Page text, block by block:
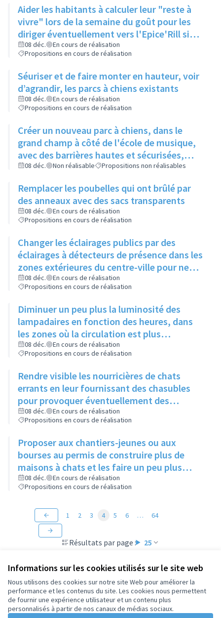
Informations sur les cookies utilisés sur le site web
Nous utilisons des cookies sur notre site Web pour améliorer la
performance et les contenus du site. Les cookies nous permettent
de fournir une expérience utilisateur et un contenu plus
personnalisés à partir de nos canaux de médias sociaux.
Aider les habitants à calculer leur "reste à
vivre" lors de la semaine du goût pour les
diriger éventuellement vers l'Epice'Rill si
besoin
08 déc.
En cours de réalisation
Propositions en cours de réalisation
Séuriser et de faire monter en hauteur, voir
d’agrandir, les parcs à chiens existants
08 déc.
En cours de réalisation
Propositions en cours de réalisation
Créer un nouveau parc à chiens, dans le
grand champ à côté de l'école de musique,
avec des barrières hautes et sécurisées,
pour qu'il y ait assez d'espace pour que les
08 déc. Non réalisable Propositions non réalisables
Remplacer les poubelles qui ont brûlé par
des anneaux avec des sacs transparents
08 déc.
En cours de réalisation
Propositions en cours de réalisation
Changer les éclairages publics par des
éclairages à détecteurs de présence dans les
zones extérieures du centre-ville pour ne
pas gêner certaines espèces d'animaux
08 déc.
En cours de réalisation
Propositions en cours de réalisation
Diminuer un peu plus la luminosité des
lampadaires en fonction des heures, dans
les zones où la circulation est plus
importante, sans jamais éteindre
complètement
08 déc.
En cours de réalisation
Propositions en cours de réalisation
Rendre visible les nourricières de chats
errants en leur fournissant des chasubles
pour provoquer éventuellement des
échanges avec des personnes intéressées
08 déc.
En cours de réalisation
Propositions en cours de réalisation
Proposer aux chantiers-jeunes ou aux
bourses au permis de construire plus de
maisons à chats et les faire un peu plus
grandes que celles existantes
08 déc.
En cours de réalisation
Propositions en cours de réalisation
Résultats par page : 25
1 2 3 4 5 6 … 64
Conditions d'utilisation
Paramètres des cookies